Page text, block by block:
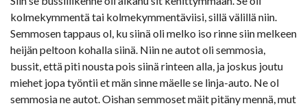
kolmekymmentä tai kolmekymmentäviisi, sillä välillä niin.
Semmosen tappaus ol, ku siinä oli melko iso rinne siin melkeen
heijän peltoon kohalla siinä. Niin ne autot oli semmosia,
bussit, että piti nousta pois siinä rinteen alla, ja joskus joutu
miehet jopa työntii et män sinne mäelle se linja-auto. Ne ol
semmosia ne autot. Oishan semmoset mäit pitäny mennä, mut